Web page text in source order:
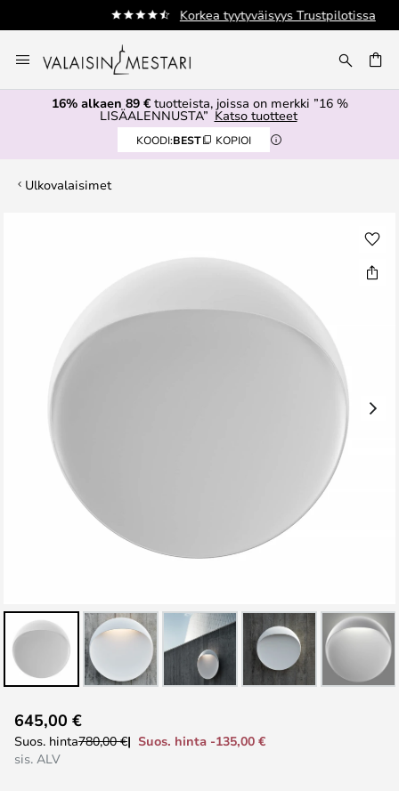
Korkea tyytyväisyys Trustpilotissa
to
Content
16% alkaen 89 €tuotteista, joissa on merkki ”16 %
LISÄALENNUSTA” Katso tuotteet
KOODI:BEST KOPIOI
Ulkovalaisimet
to
the
645,00 €
Suos. hinta780,00 €
Suos. hinta -135,00 €
sis. ALV